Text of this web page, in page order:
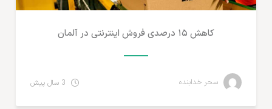
کاهش ۱۵ درصدی فروش اینترنتی در آلمان
سحر خدابنده